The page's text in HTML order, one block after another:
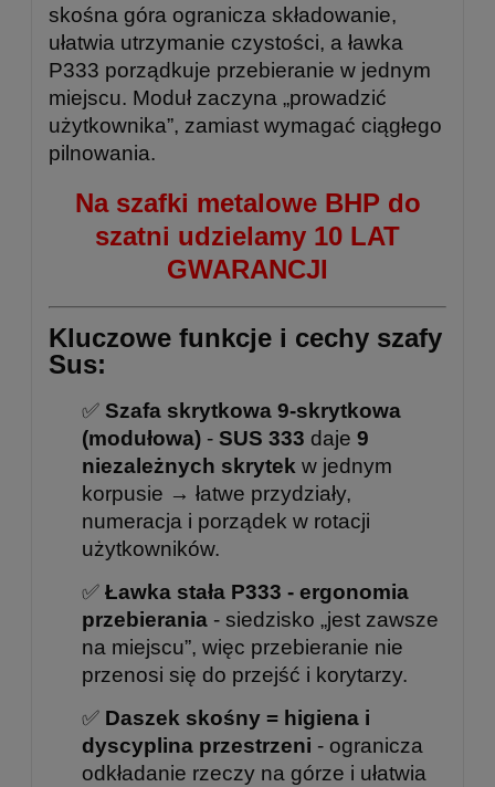
skośna góra ogranicza składowanie,
ułatwia utrzymanie czystości, a ławka
P333 porządkuje przebieranie w jednym
miejscu. Moduł zaczyna „prowadzić
użytkownika”, zamiast wymagać ciągłego
pilnowania.
Na szafki metalowe BHP do
szatni udzielamy 10 LAT
GWARANCJI
Kluczowe funkcje i cechy szafy
Sus:
✅ Szafa skrytkowa 9-skrytkowa
(modułowa) - SUS 333 daje 9
niezależnych skrytek w jednym
korpusie → łatwe przydziały,
numeracja i porządek w rotacji
użytkowników.
✅ Ławka stała P333 - ergonomia
przebierania - siedzisko „jest zawsze
na miejscu”, więc przebieranie nie
przenosi się do przejść i korytarzy.
✅ Daszek skośny = higiena i
dyscyplina przestrzeni - ogranicza
odkładanie rzeczy na górze i ułatwia